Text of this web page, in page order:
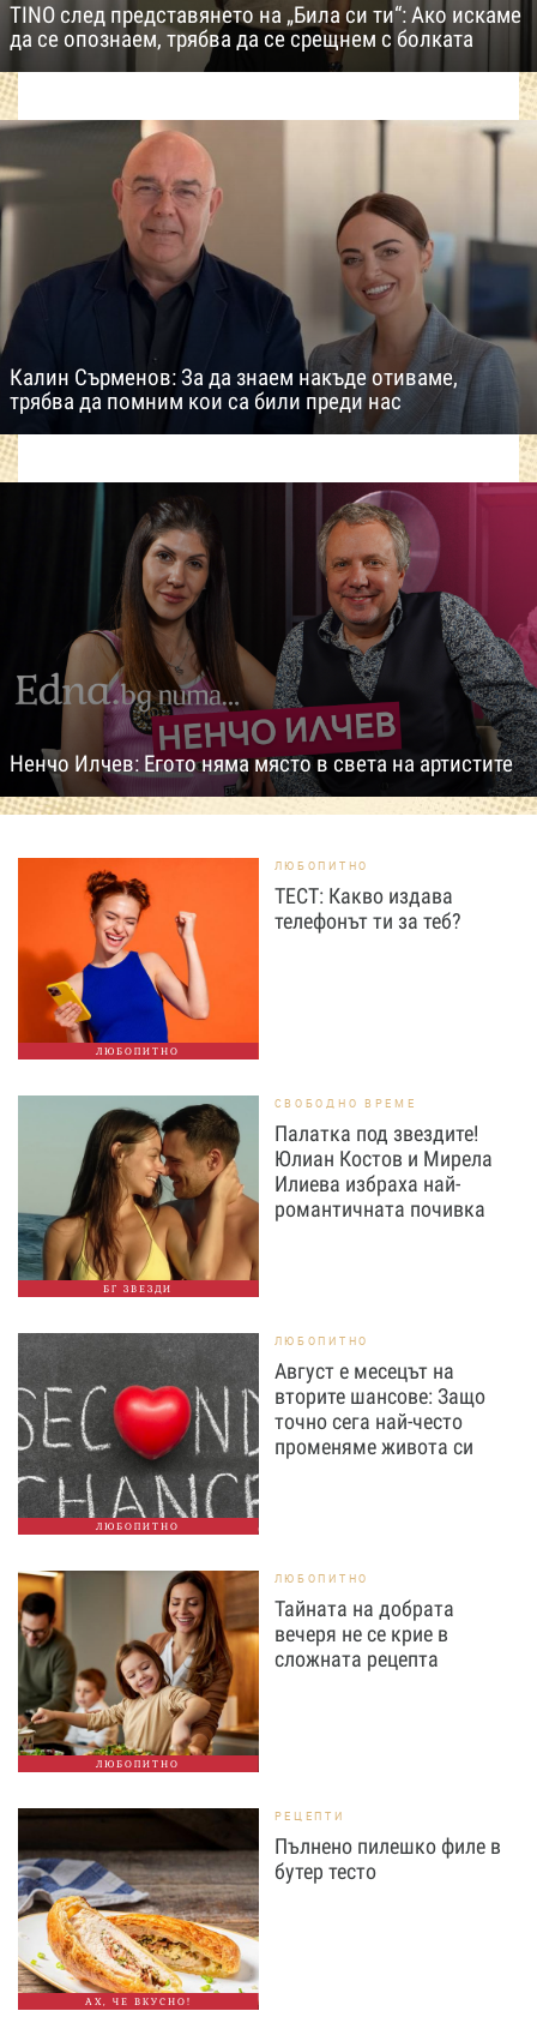
TINO след представянето на „Била си ти“: Ако искаме
да се опознаем, трябва да се срещнем с болката
Калин Сърменов: За да знаем накъде отиваме,
трябва да помним кои са били преди нас
Ненчо Илчев: Егото няма място в света на артистите
ЛЮБОПИТНО
ЛЮБОПИТНО
ТЕСТ: Какво издава
телефонът ти за теб?
БГ ЗВЕЗДИ
СВОБОДНО ВРЕМЕ
Палатка под звездите!
Юлиан Костов и Мирела
Илиева избраха най-
романтичната почивка
ЛЮБОПИТНО
ЛЮБОПИТНО
Август е месецът на
вторите шансове: Защо
точно сега най-често
променяме живота си
ЛЮБОПИТНО
ЛЮБОПИТНО
Тайната на добрата
вечеря не се крие в
сложната рецепта
АХ, ЧЕ ВКУСНО!
РЕЦЕПТИ
Пълнено пилешко филе в
бутер тесто